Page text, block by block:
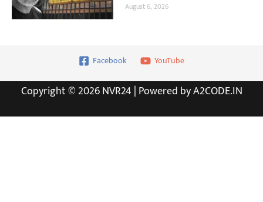
August 6, 2026
Facebook YouTube
Copyright © 2026 NVR24 | Powered by A2CODE.IN